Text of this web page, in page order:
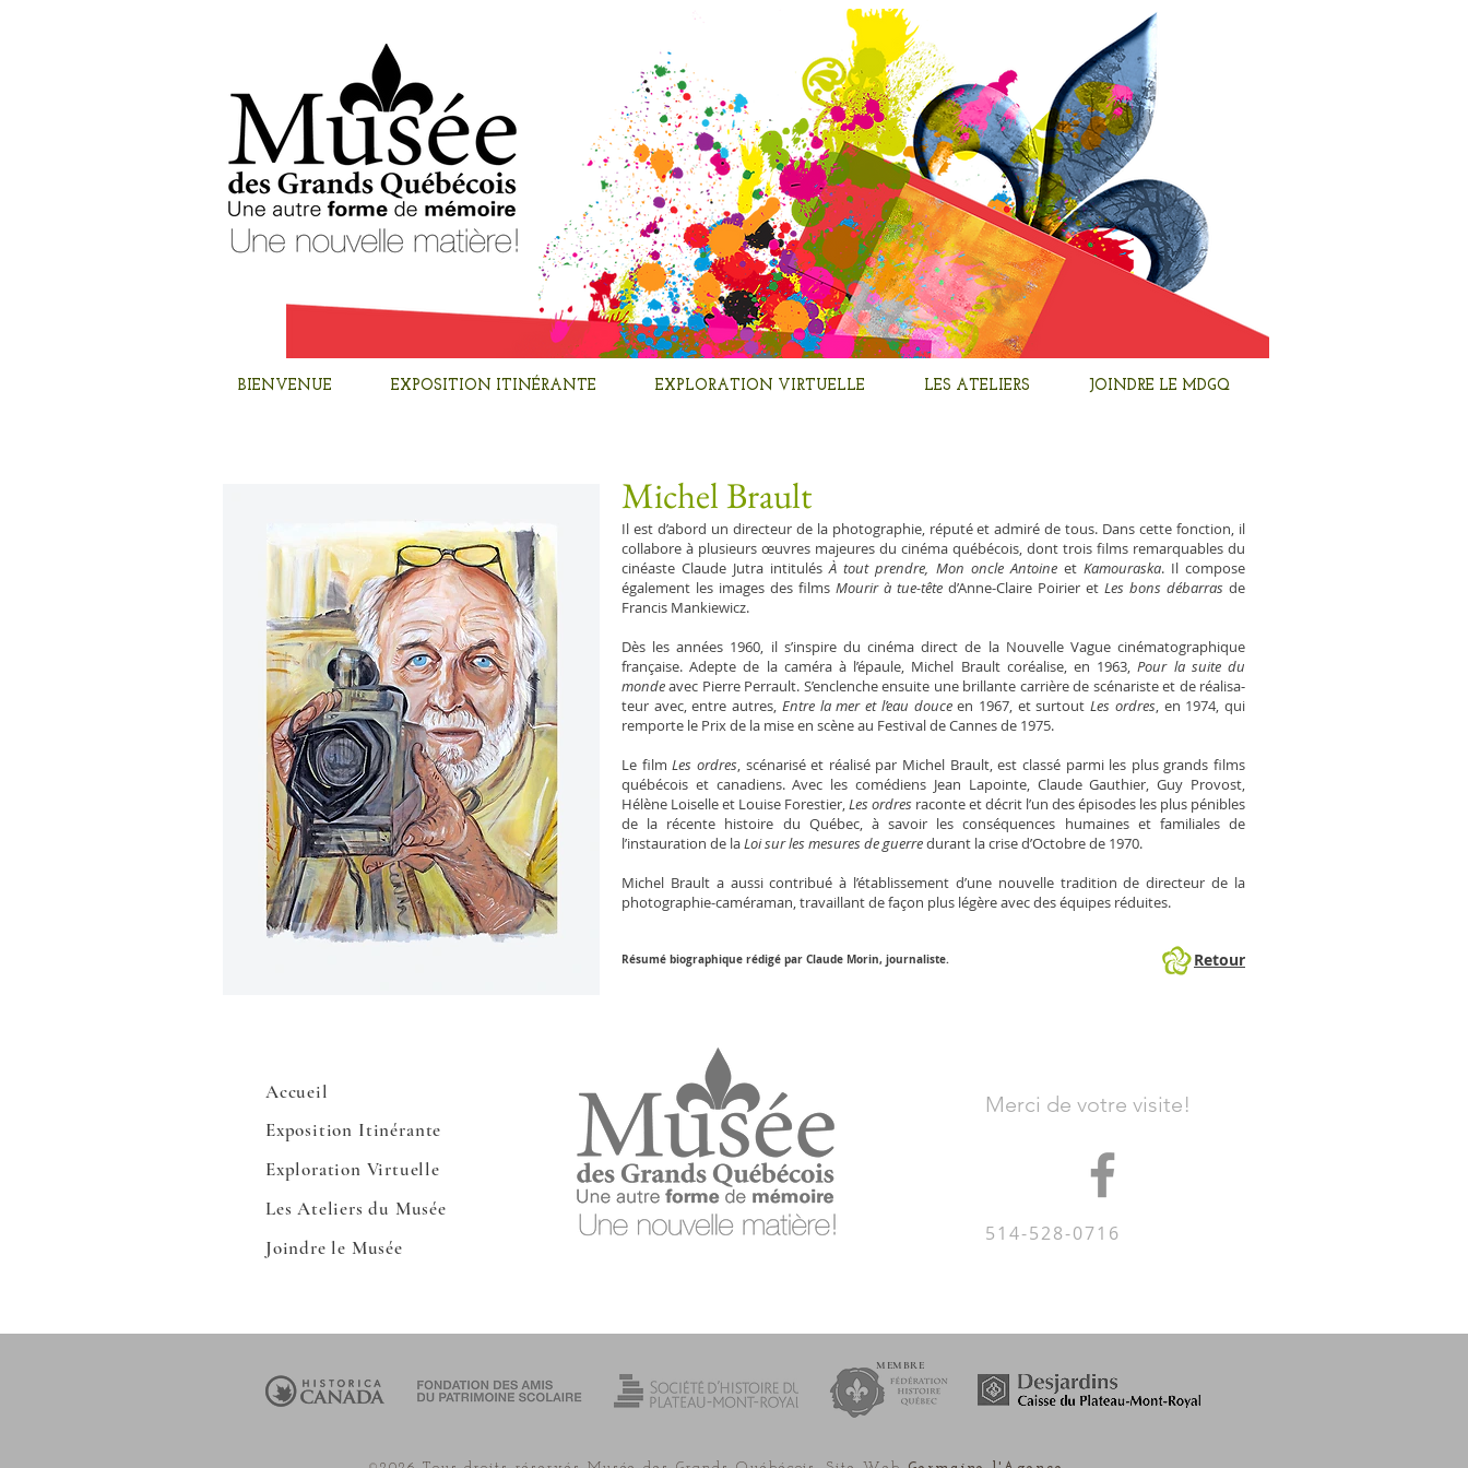
BIENVENUE EXPOSITION ITINÉRANTE EXPLORATION VIRTUELLE LES ATELIERS JOINDRE LE MDGQ
Michel Brault
Il est d’abord un directeur de la photographie, réputé et admiré de tous. Dans cette fonc­tion, il
collabore à plusieurs œuvres majeures du cinéma québécois, dont trois films remarquables du
cinéaste Claude Jutra intitulésÀ tout prendre, Mon oncle Antoineet Kamouraska. Il compose
également les images des films Mourir à tue-tête d’Anne-Claire Poirier et Les bons débarras de
Francis Mankiewicz.
Dès les années 1960, il s’inspire du cinéma direct de la Nouvelle Vague ciné­ma­tographique
française. Adepte de la caméra à l’épaule, Michel Brault coréalise, en 1963,Pour la suite du
mondeavec Pierre Perrault. S’enclenche ensuite une brillante carrière de scénariste et de réalisa­
teur avec, entre autres, Entre la mer et l’eau douceen 1967, et surtoutLes ordres, en 1974, qui
remporte le Prix de la mise en scène au Festival de Cannes de 1975.
Le filmLes ordres, scénarisé et réalisé par Michel Brault, est classé parmi les plus grands films
québécois et cana­diens. Avec les comédiens Jean Lapointe, Claude Gauthier, Guy Provost,
Hélène Loiselle et Loui­se Forestier,Les ordres raconte et décrit l’un des épisodes les plus pénibles
de la récente histoire du Québec, à sa­voir les conséquences hu­maines et familiales de
l’instauration de laLoi sur les mesures de guerredurant la crise d’Octobre de 1970.
Michel Brault a aussi contribué à l’établissement d’une nouvelle tradition de directeur de la
photographie-caméraman, tra­vaillant de façon plus légère avec des équipes réduites.
Résumé biographique rédigé par Claude Morin, journaliste. Retour
Accueil
Exposition Itinérante
Exploration Virtuelle
Les Ateliers du Musée
Joindre le Musée
Merci de votre visite!
514-528-0716
MEMBRE